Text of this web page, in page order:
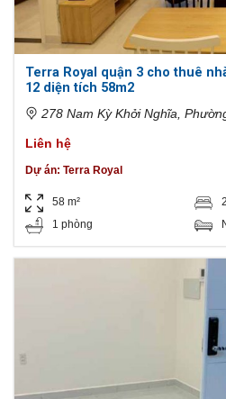
Terra Royal quận 3 cho thuê
12 diện tích 58m2
278 Nam Kỳ Khởi Nghĩa,
Liên hệ
Dự án: Terra Royal
58 m²
1 phòng